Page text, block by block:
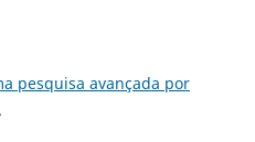
pesquisa avançada por